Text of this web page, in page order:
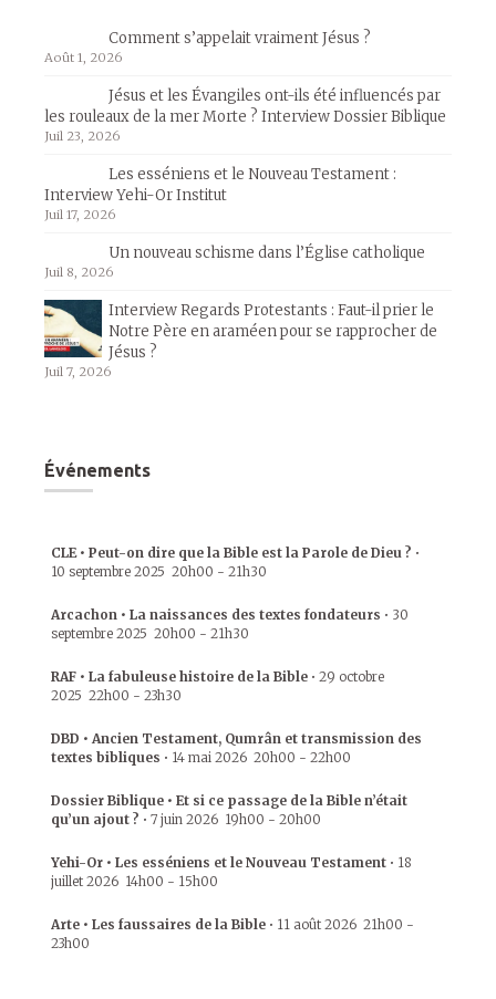
Comment s’appelait vraiment Jésus ?
Août 1, 2026
Jésus et les Évangiles ont-ils été influencés par
les rouleaux de la mer Morte ? Interview Dossier Biblique
Juil 23, 2026
Les esséniens et le Nouveau Testament :
Interview Yehi-Or Institut
Juil 17, 2026
Un nouveau schisme dans l’Église catholique
Juil 8, 2026
Interview Regards Protestants : Faut-il prier le
Notre Père en araméen pour se rapprocher de
Jésus ?
Juil 7, 2026
Événements
CLE • Peut-on dire que la Bible est la Parole de Dieu ? •
10 septembre 2025 20h00 - 21h30
Arcachon • La naissances des textes fondateurs • 30
septembre 2025 20h00 - 21h30
RAF • La fabuleuse histoire de la Bible • 29 octobre
2025 22h00 - 23h30
DBD • Ancien Testament, Qumrân et transmission des
textes bibliques • 14 mai 2026 20h00 - 22h00
Dossier Biblique • Et si ce passage de la Bible n’était
qu’un ajout ? • 7 juin 2026 19h00 - 20h00
Yehi-Or • Les esséniens et le Nouveau Testament • 18
juillet 2026 14h00 - 15h00
Arte • Les faussaires de la Bible • 11 août 2026 21h00 -
23h00